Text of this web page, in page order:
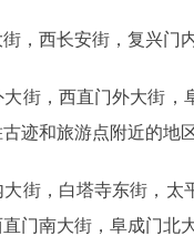
西长安街，复兴门
，西直门外大街，
迹和旅游点附近的地
，白塔寺东街，太
门南大街，阜成门北